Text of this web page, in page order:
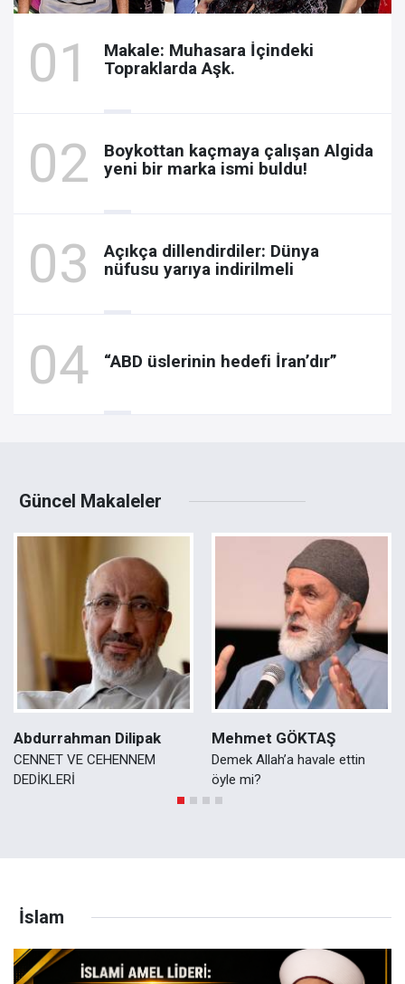
Makale: Muhasara İçindeki
Topraklarda Aşk.
Boykottan kaçmaya çalışan Algida
yeni bir marka ismi buldu!
Açıkça dillendirdiler: Dünya
nüfusu yarıya indirilmeli
“ABD üslerinin hedefi İran’dır”
Güncel Makaleler
Abdurrahman Dilipak
CENNET VE CEHENNEM
DEDİKLERİ
Mehmet GÖKTAŞ
Demek Allah’a havale ettin
öyle mi?
İslam